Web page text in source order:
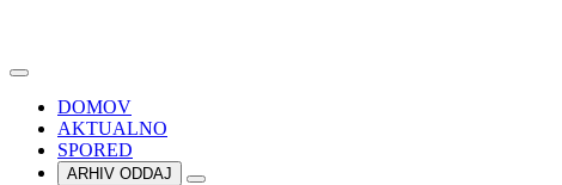
DOMOV
AKTUALNO
SPORED
ARHIV ODDAJ